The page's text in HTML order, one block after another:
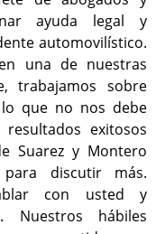
ayuda legal y
automovilístico.
una de nuestras
trabajamos sobre
que no nos debe
exitosos
Suarez y Montero
discutir más.
con usted y
Nuestros hábiles